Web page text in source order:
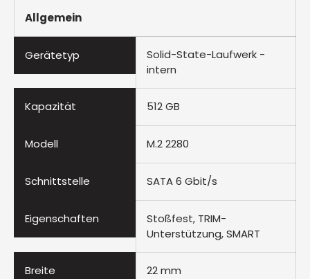
Allgemein
Gerätetyp
Solid-State-Laufwerk -
intern
Kapazität 512 GB
Modell M.2 2280
Schnittstelle SATA 6 Gbit/s
Eigenschaften
Stoßfest, TRIM-
Unterstützung, SMART
Breite 22 mm